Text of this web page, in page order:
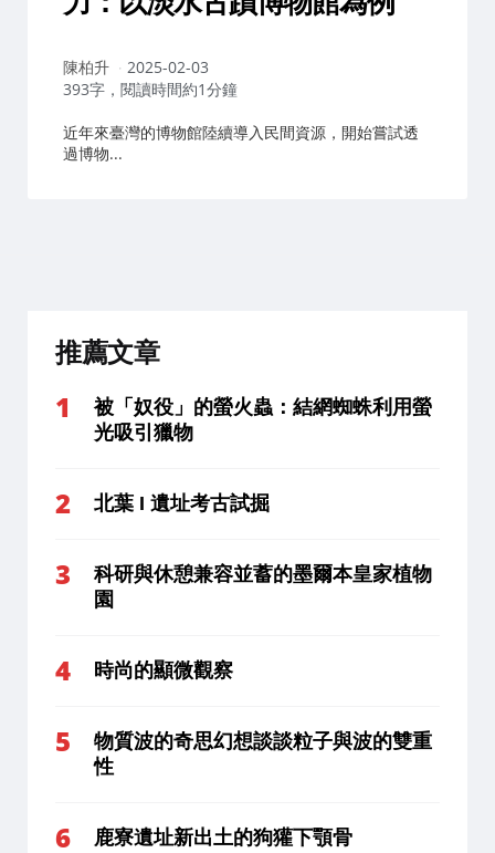
作
者：
陳柏升
2025-02-03
393字，閱讀時間約1分鐘
近年來臺灣的博物館陸續導入民間資源，開始嘗試透
過博物...
推薦文章
被「奴役」的螢火蟲：結網蜘蛛利用螢
光吸引獵物
北葉 I 遺址考古試掘
科研與休憩兼容並蓄的墨爾本皇家植物
園
時尚的顯微觀察
物質波的奇思幻想談談粒子與波的雙重
性
鹿寮遺址新出土的狗獾下顎骨